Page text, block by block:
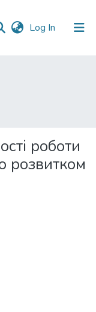
Log In (current)
роботи
розвитком